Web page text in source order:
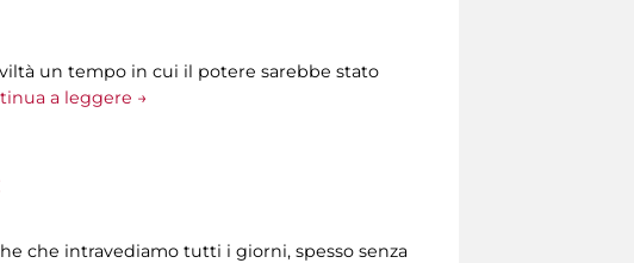
un tempo in cui il potere sarebbe stato
a leggere →
che intravediamo tutti i giorni, spesso senza